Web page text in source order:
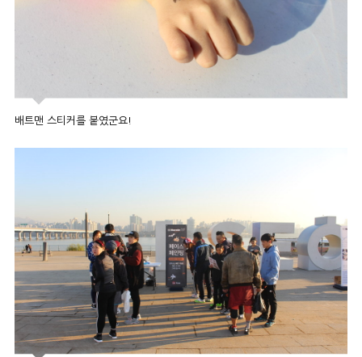
배트맨 스티커를 붙였군요!